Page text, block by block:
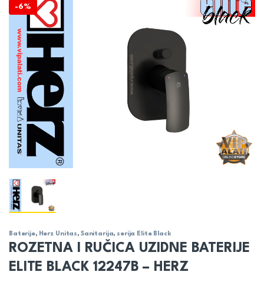
-6%
Baterije, Herz Unitas, Sanitarija, serija Elite Black
ROZETNA I RUČICA UZIDNE BATERIJE
ELITE BLACK 12247B – HERZ